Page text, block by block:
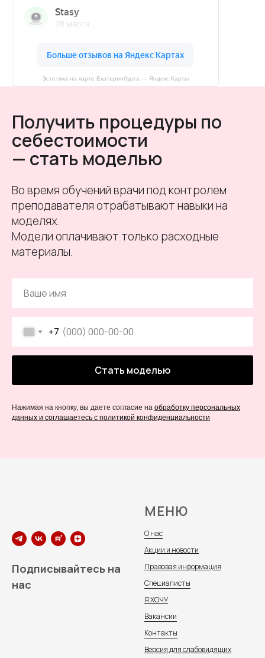
Эстетика на карте Екатеринбурга — Яндекс Карты
Получить процедуры по
себестоимости
— стать моделью
Во время обучений врачи под контролем
преподавателя отрабатывают навыки на
моделях.
Модели оплачивают только расходные
материалы.
+7
Стать моделью
Нажимая на кнопку, вы даете согласие на обработку персональных
данных и соглашаетесь c политикой конфиденциальности
Подписывайтесь на
нас
МЕНЮ
О нас
Акции и новости
Правовая информация
Специалисты
Я ХОЧУ
Вакансии
Контакты
Версия для слабовидящих